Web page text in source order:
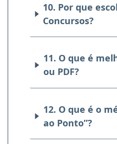
10. Por que
Concursos?
11. O que é
ou PDF?
12. O que é o
ao Ponto”?